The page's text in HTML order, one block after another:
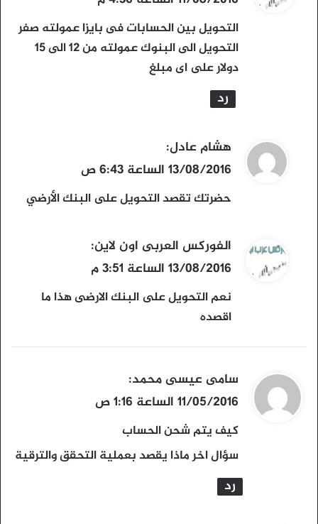
و
ل
التحويل بين الحسابات فى بايزا عمولته صفر
التحويل الى البنوك عمولته من 12 الى 15
دولار على اى مبلغ
رد
ي
ق
و
هشام عادل:
13/08/2016 الساعة 6:43 ص
حضرتك تقصد التحويل على البنك الأرضي
ي
ق
و
ل
الفوركس العربى اون لاين:
13/08/2016 الساعة 3:51 م
نعم التحويل على البنك الارضى هذا ما
اقصده
ي
ق
و
ل
سامى عيسى محمد:
11/05/2016 الساعة 1:16 ص
كيف يتم شحن الحساب
سؤال اخر ماذا يقصد بعملية التحقق والترقية
رد